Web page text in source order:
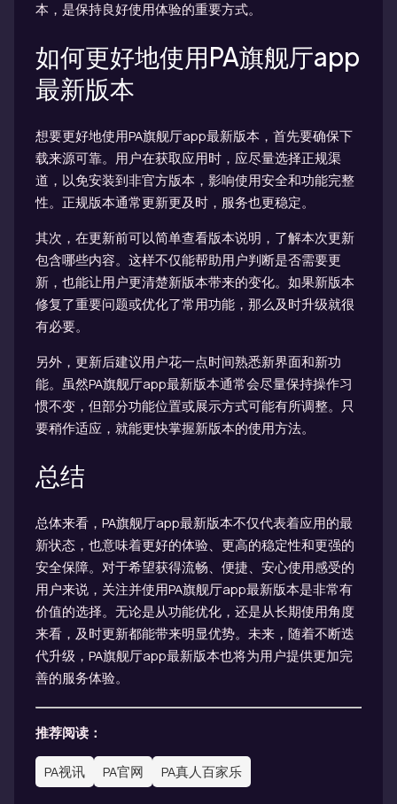
本，是保持良好使用体验的重要方式。
如何更好地使用PA旗舰厅app
最新版本
想要更好地使用PA旗舰厅app最新版本，首先要确保下
载来源可靠。用户在获取应用时，应尽量选择正规渠
道，以免安装到非官方版本，影响使用安全和功能完整
性。正规版本通常更新更及时，服务也更稳定。
其次，在更新前可以简单查看版本说明，了解本次更新
包含哪些内容。这样不仅能帮助用户判断是否需要更
新，也能让用户更清楚新版本带来的变化。如果新版本
修复了重要问题或优化了常用功能，那么及时升级就很
有必要。
另外，更新后建议用户花一点时间熟悉新界面和新功
能。虽然PA旗舰厅app最新版本通常会尽量保持操作习
惯不变，但部分功能位置或展示方式可能有所调整。只
要稍作适应，就能更快掌握新版本的使用方法。
总结
总体来看，PA旗舰厅app最新版本不仅代表着应用的最
新状态，也意味着更好的体验、更高的稳定性和更强的
安全保障。对于希望获得流畅、便捷、安心使用感受的
用户来说，关注并使用PA旗舰厅app最新版本是非常有
价值的选择。无论是从功能优化，还是从长期使用角度
来看，及时更新都能带来明显优势。未来，随着不断迭
代升级，PA旗舰厅app最新版本也将为用户提供更加完
善的服务体验。
推荐阅读：
PA视讯 PA官网 PA真人百家乐